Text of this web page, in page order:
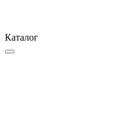
Каталог